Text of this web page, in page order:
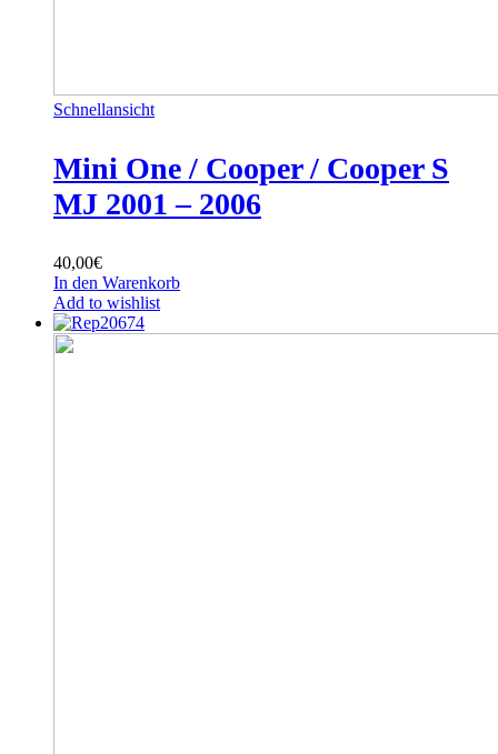
Schnellansicht
Mini One / Cooper / Cooper S
MJ 2001 – 2006
40,00€
In den Warenkorb
Add to wishlist